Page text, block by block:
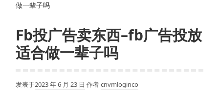
做一辈子吗
Fb投广告卖东西–fb广告投放
适合做一辈子吗
发表于2023 年 6 月 23 日 作者cnvmloginco